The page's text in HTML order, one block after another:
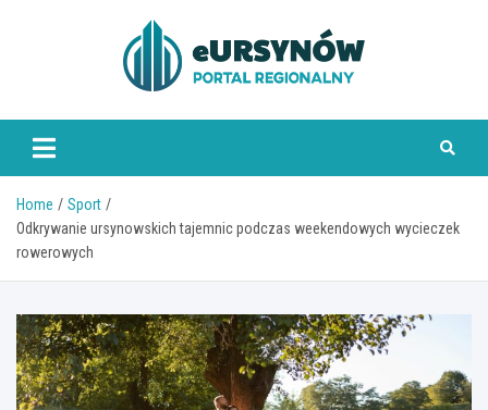
Home
Sport
Odkrywanie ursynowskich tajemnic podczas weekendowych wycieczek
rowerowych